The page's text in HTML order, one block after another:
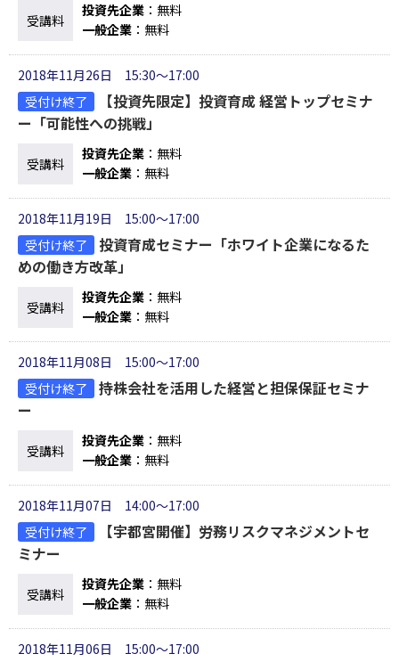
受講料
投資先企業 ：無料
一般企業 ：無料
2018年11月26日 15:30～17:00
受付け終了
【投資先限定】投資育成 経営トップセミナ
ー「可能性への挑戦」
受講料
投資先企業 ：無料
一般企業 ：無料
2018年11月19日 15:00～17:00
受付け終了
投資育成セミナー「ホワイト企業になるた
めの働き方改革」
受講料
投資先企業 ：無料
一般企業 ：無料
2018年11月08日 15:00～17:00
受付け終了
持株会社を活用した経営と担保保証セミナ
ー
受講料
投資先企業 ：無料
一般企業 ：無料
2018年11月07日 14:00～17:00
受付け終了
【宇都宮開催】労務リスクマネジメントセ
ミナー
受講料
投資先企業 ：無料
一般企業 ：無料
2018年11月06日 15:00～17:00